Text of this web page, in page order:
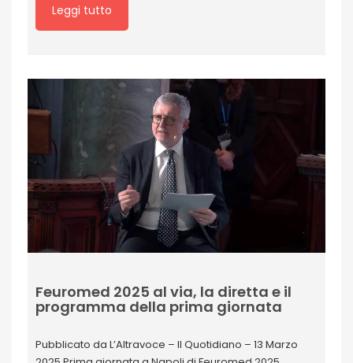
Leggi tutto
Feuromed 2025 al via, la diretta e il
programma della prima giornata
Pubblicato da L’Altravoce – Il Quotidiano – 13 Marzo